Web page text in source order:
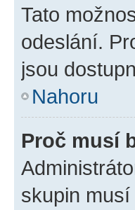
Tato
odeslání.
jsou
Nahoru
Proč musí
skupin